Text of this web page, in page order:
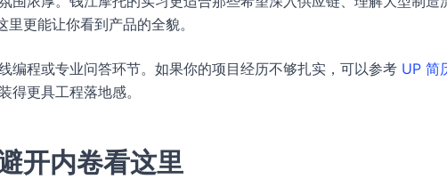
更能让你看到产品的全貌。
编程或专业问答环节。如果你的项目经历不够扎实，可以参考 UP 简
得更具工程落地感。
开内卷看这里